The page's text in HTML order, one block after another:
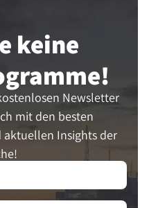
keine
Newsletter
mit den besten
Insights der